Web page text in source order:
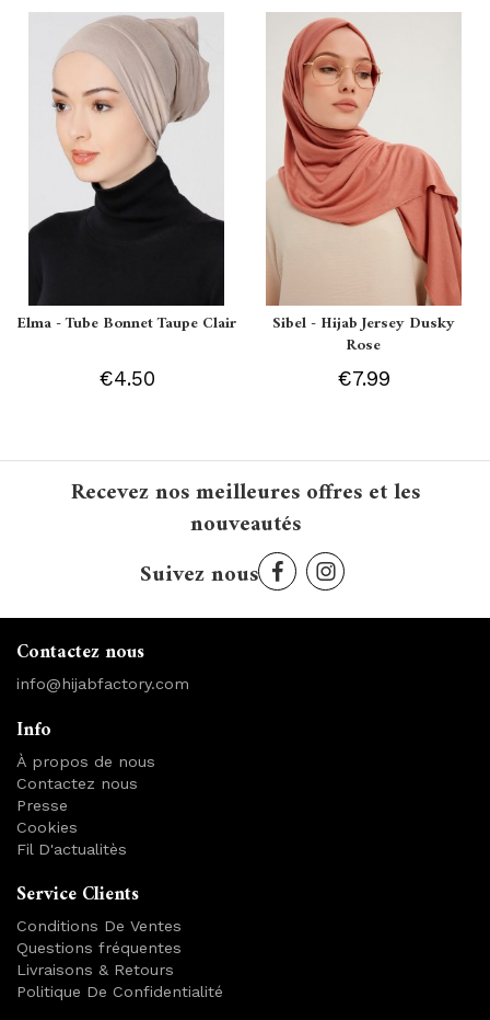
Elma - Tube Bonnet Taupe Clair
€4.50
Sibel - Hijab Jersey Dusky
Rose
€7.99
Recevez nos meilleures offres et les
nouveautés
Suivez nous
Contactez nous
info@hijabfactory.com
Info
À propos de nous
Contactez nous
Presse
Cookies
Fil D'actualitès
Service Clients
Conditions De Ventes
Questions fréquentes
Livraisons & Retours
Politique De Confidentialité